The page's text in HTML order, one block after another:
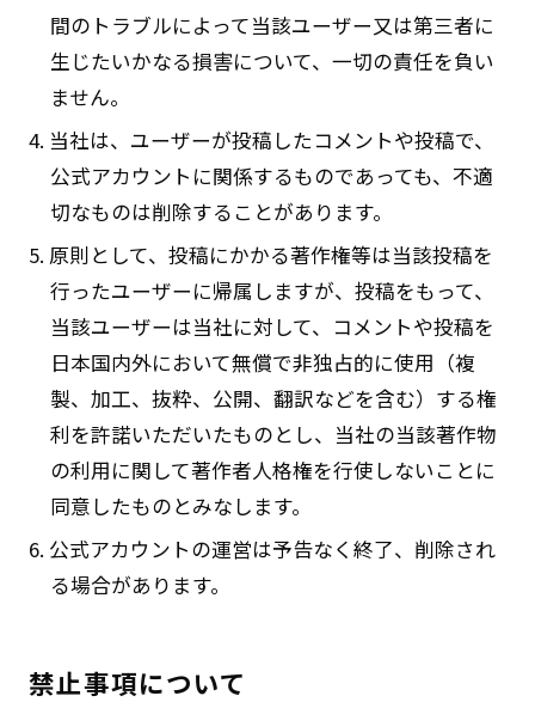
間のトラブルによって当該ユーザー又は第三者に
生じたいかなる損害について、一切の責任を負い
ません。
4. 当社は、ユーザーが投稿したコメントや投稿で、
公式アカウントに関係するものであっても、不適
切なものは削除することがあります。
5. 原則として、投稿にかかる著作権等は当該投稿を
行ったユーザーに帰属しますが、投稿をもって、
当該ユーザーは当社に対して、コメントや投稿を
日本国内外において無償で非独占的に使用（複
製、加工、抜粋、公開、翻訳などを含む）する権
利を許諾いただいたものとし、当社の当該著作物
の利用に関して著作者人格権を行使しないことに
同意したものとみなします。
6. 公式アカウントの運営は予告なく終了、削除され
る場合があります。
禁止事項について